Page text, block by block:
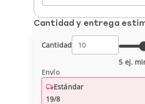
Cantidad y entrega
Cantidad
5 ej.
Envío
Estándar
19/8